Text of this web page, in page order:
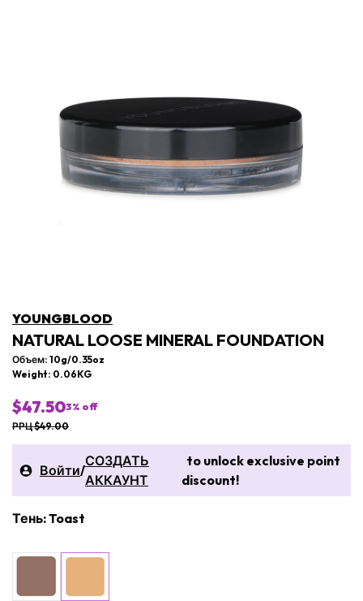
YOUNGBLOOD
NATURAL LOOSE MINERAL FOUNDATION
Объем: 10g/0.35oz
Weight: 0.06KG
$47.503% off
РРЦ $49.00
Войти/
СОЗДАТЬ
АККАУНТ
to unlock exclusive point
discount!
Тень: Toast